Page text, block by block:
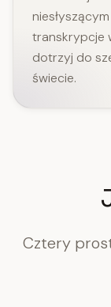
transkrypcje
dotrzyj do
świecie.
Cztery